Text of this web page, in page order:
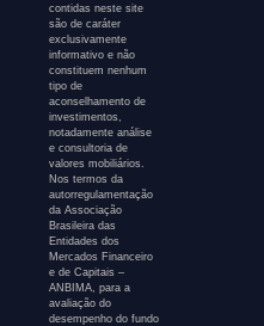
contidas neste site
são de caráter
exclusivamente
informativo e não
constituem nenhum
tipo de
aconselhamento de
investimentos,
notadamente análise
e consultoria de
valores mobiliários.
Nos termos da
autorregulamentação
da Associação
Brasileira das
Entidades dos
Mercados Financeiro
e de Capitais –
ANBIMA, para a
avaliação do
desempenho do fundo